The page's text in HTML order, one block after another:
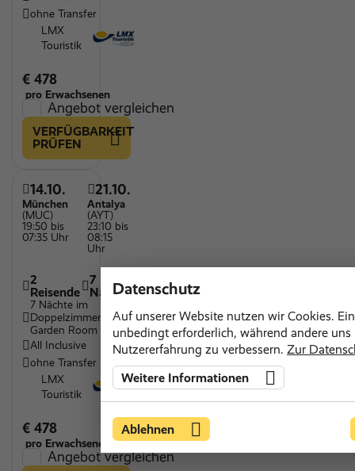
ohne Transfer
LMX
Touristik
€ 478
pro Erwachsenen
Angebot vergleichen
VERFÜGBARKEIT
PRÜFEN
14.10.
München
(MUC)
19:50 bis
07:35 Uhr
21.10.
Antalya
(AYT)
23:10 bis
08:15
Uhr
2
Reisende
7
Nächte
7 Nächte im
Doppelzimmer
Garden Room
All Inclusive
ohne Transfer
LMX
Touristik
€ 478
pro Erwachsenen
Angebot vergleichen
Datenschutz
Auf unserer Website nutzen wir Cookies.
unbedingt erforderlich, während andere uns
Nutzererfahrung zu verbessern. Zur
Weitere Informationen
Ablehnen